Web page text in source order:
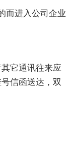
而进入公司企业
它通讯往来应
信函送达，双